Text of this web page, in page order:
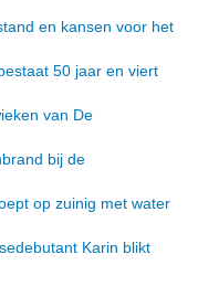
en kansen voor het
50 jaar en viert
van De
bij de
op zuinig met water
Karin blikt